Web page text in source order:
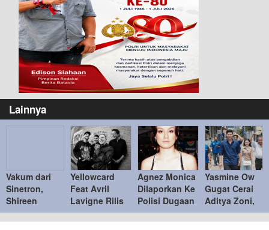
Lainnya
Vakum dari
Sinetron,
Shireen
Sungkar
Fokus
Yellowcard
Feat Avril
Lavigne Rilis
Single Terbaru
“Better Days”
Agnez Monica
Dilaporkan Ke
Polisi Dugaan
Tidak Memiliki
Itikad Baik
Yasmine Ow
Gugat Cerai
Aditya Zoni,
Mengaku
Sering